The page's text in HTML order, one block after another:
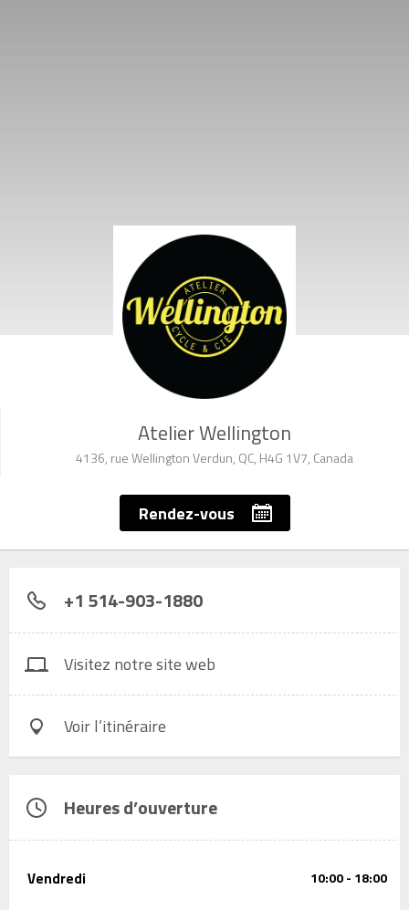
Atelier Wellington
4136, rue Wellington Verdun, QC, H4G 1V7, Canada
Rendez-vous
+1 514-903-1880
Visitez notre site web
Voir l’itinéraire
Heures d’ouverture
Vendredi 10:00 - 18:00